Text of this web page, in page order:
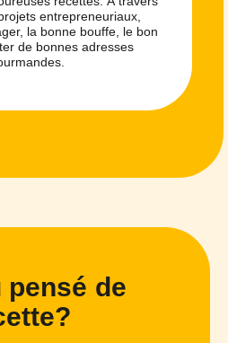
entrepreneuriaux,
la bonne bouffe, le bon
de bonnes adresses
pensé de